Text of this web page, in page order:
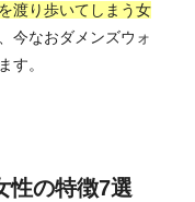
渡り歩いてしまう女
今なおダメンズウォ
す。
性の特徴7選